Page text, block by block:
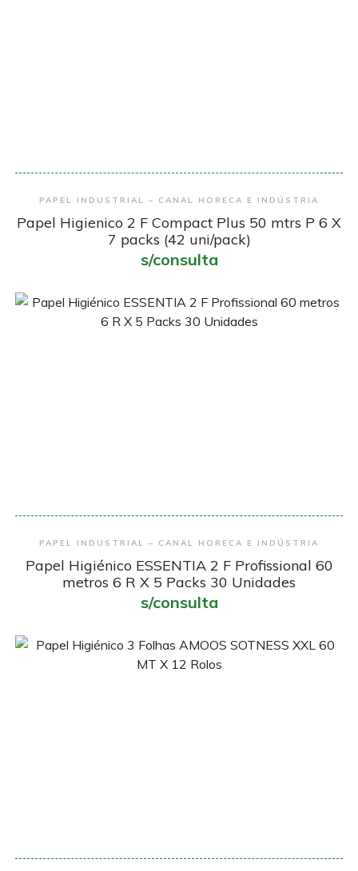
Encomendar
PAPEL INDUSTRIAL – CANAL HORECA E INDÚSTRIA
Papel Higienico 2 F Compact Plus 50 mtrs P 6 X
7 packs (42 uni/pack)
s/consulta
Encomendar
PAPEL INDUSTRIAL – CANAL HORECA E INDÚSTRIA
Papel Higiénico ESSENTIA 2 F Profissional 60
metros 6 R X 5 Packs 30 Unidades
s/consulta